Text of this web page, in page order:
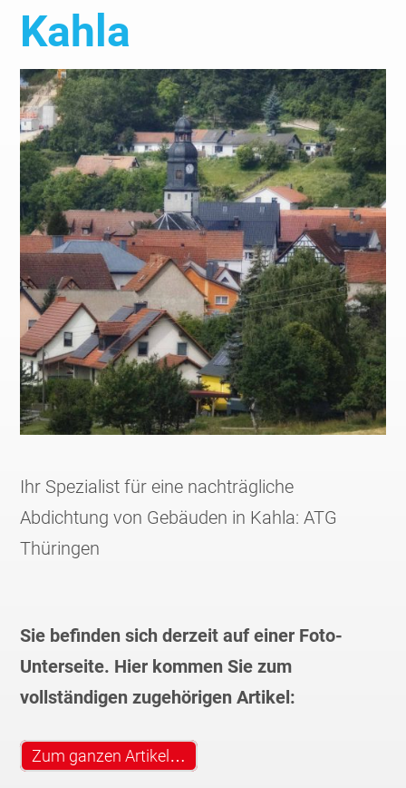
Kahla
Ihr Spezialist für eine nachträgliche
Abdichtung von Gebäuden in Kahla: ATG
Thüringen
Sie befinden sich derzeit auf einer Foto-
Unterseite. Hier kommen Sie zum
vollständigen zugehörigen Artikel:
Zum ganzen Artikel…